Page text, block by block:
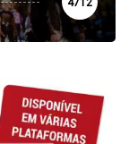
4712